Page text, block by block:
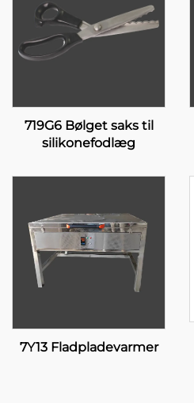
719G6 Bølget saks til
silikonefodlæg
7Y13 Fladpladevarmer